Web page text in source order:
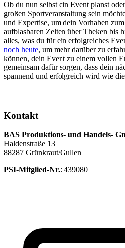
Ob du nun selbst ein Event planst
großen Sportveranstaltung sein
und Expertise, um dein Vorhaben
aufblasbaren Zelten über Theken bis
alles, was du für ein erfolgreiches
noch heute, um mehr darüber zu
können, dein Event zu einem vollen
gemeinsam dafür sorgen, dass dein
spannend und erfolgreich wird wie
Kontakt
BAS Produktions- und Handels-
Haldenstraße 13
88287 Grünkraut/Gullen
PSI-Mitglied-Nr.: 439080